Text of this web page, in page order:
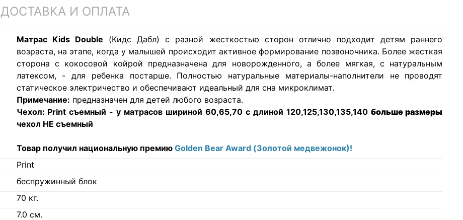
ДОСТАВКА И ОПЛАТА
Матрас Kids Double (Кидс Дабл) с разной жесткостью сторон отлично подходит детям раннего
возраста, на этапе, когда у малышей происходит активное формирование позвоночника. Более жесткая
сторона с кокосовой койрой предназначена для новорожденного, а более мягкая, с натуральным
латексом, - для ребенка постарше. Полностью натуральные материалы-наполнители не проводят
статическое электричество и обеспечивают идеальный для сна микроклимат.
Примечание: предназначен для детей любого возраста.
Чехол: Print съемный - у матрасов шириной 60,65,70 с длиной 120,125,130,135,140 больше размеры
чехол НЕ съемный
Товар получил национальную премию Golden Bear Award (Золотой медвежонок)!
Print
беспружинный блок
70 кг.
7.0 см.